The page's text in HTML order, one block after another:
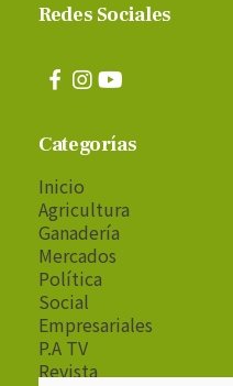
Redes Sociales
Categorías
Inicio
Agricultura
Ganadería
Mercados
Política
Social
Empresariales
P.A TV
Revista